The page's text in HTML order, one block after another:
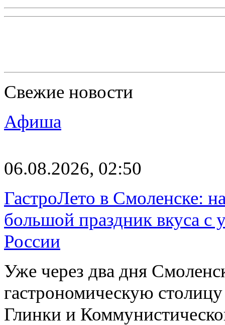
Свежие новости
Афиша
06.08.2026, 02:50
ГастроЛето в Смоленске:
большой праздник вкуса с
России
Уже через два дня
гастрономическую
Глинки и